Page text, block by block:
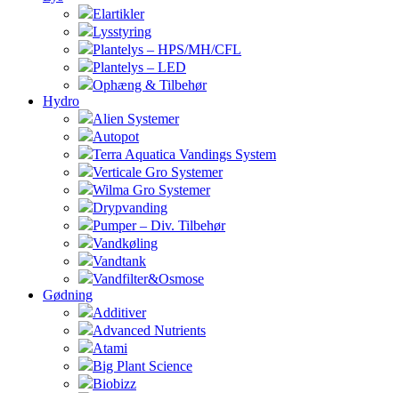
Elartikler
Lysstyring
Plantelys – HPS/MH/CFL
Plantelys – LED
Ophæng & Tilbehør
Hydro
Alien Systemer
Autopot
Terra Aquatica Vandings System
Verticale Gro Systemer
Wilma Gro Systemer
Drypvanding
Pumper – Div. Tilbehør
Vandkøling
Vandtank
Vandfilter&Osmose
Gødning
Additiver
Advanced Nutrients
Atami
Big Plant Science
Biobizz